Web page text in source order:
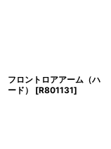
フロントロアアーム（ハ
ード）
[R801131]